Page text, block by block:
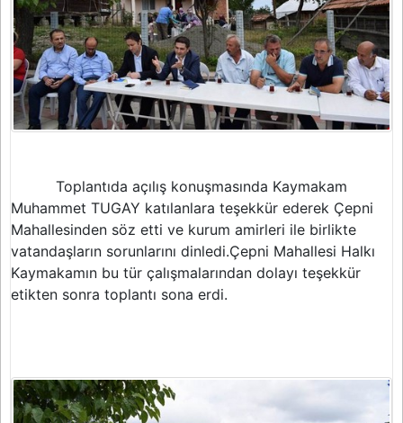
Toplantıda açılış konuşmasında Kaymakam
Muhammet TUGAY katılanlara teşekkür ederek Çepni
Mahallesinden söz etti ve kurum amirleri ile birlikte
vatandaşların sorunlarını dinledi.Çepni Mahallesi Halkı
Kaymakamın bu tür çalışmalarından dolayı teşekkür
etikten sonra toplantı sona erdi.